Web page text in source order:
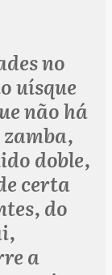
no
uísque
não há
doble,
certa
do
a